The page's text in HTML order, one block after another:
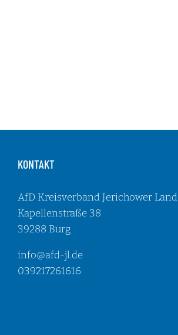
KONTAKT
AfD Kreisverband Jerichower Land
Kapellenstraße 38
39288 Burg
info@afd-jl.de
039217261616